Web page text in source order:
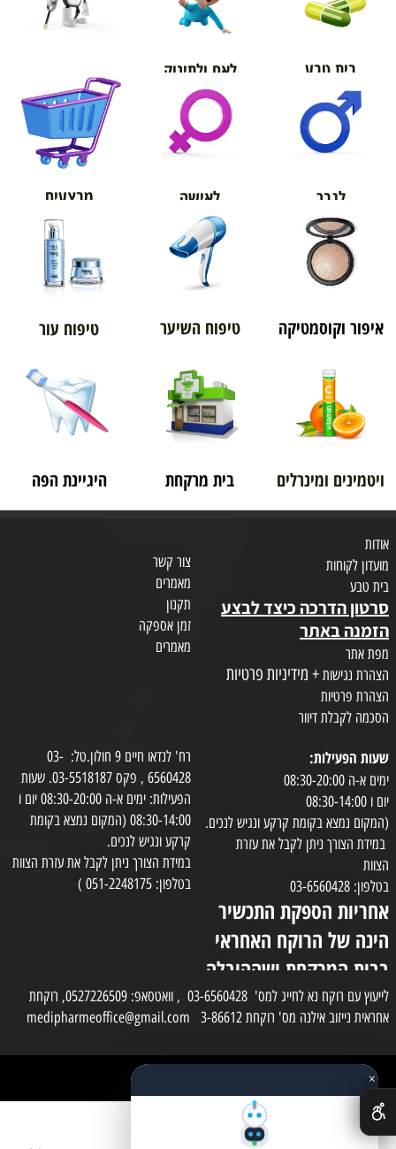
בית טבע לאם ולתינוק
אורטופדיה
לגבר לאישה מבצעים
איפור וקוסמטיקה טיפוח השיער טיפוח עור
ויטמינים ומינרלים בית מרקחת היגיינת הפה
אודות
מועדון לקוחות
בית טבע
סרטון הדרכה כיצד לבצע
הזמנה באתר
מפת אתר
הצהרת נגישות + מידיניות פרטיות
הצהרת פרטיות
הסכמה לקבלת דיוור
צור קשר
מאמרים
תקנון
זמן אספקה
מאמרים
שעות הפעילות:
ימים א-ה 08:30-20:00
יום ו 08:30-14:00
(המקום נמצא בקומת קרקע ונגיש לנכים.
במידת הצורך ניתן לקבל את עזרת
הצוות
בטלפון: 03-6560428
אחריות הספקת התכשיר
הינה של הרוקח האחראי
בבית המרקחת ושההובלה
בפועל תעשה בעזרת
השליח
רח' לנדאו חיים 9 חולון.טל: 03-
6560428 , פקס 03-5518187. שעות
הפעילות: ימים א-ה 08:30-20:00 יום ו
08:30-14:00 (המקום נמצא בקומת
קרקע ונגיש לנכים.
במידת הצורך ניתן לקבל את עזרת הצוות
בטלפון: 051-2248175 )
לייעוץ עם רוקח נא לחייג למס' 03-6560428 , וואטסאפ: 0527226509, רוקחת
אחראית נייזוב אילנה מס' רוקחת 3-86612 medipharmeoffice@gmail.com
✕×